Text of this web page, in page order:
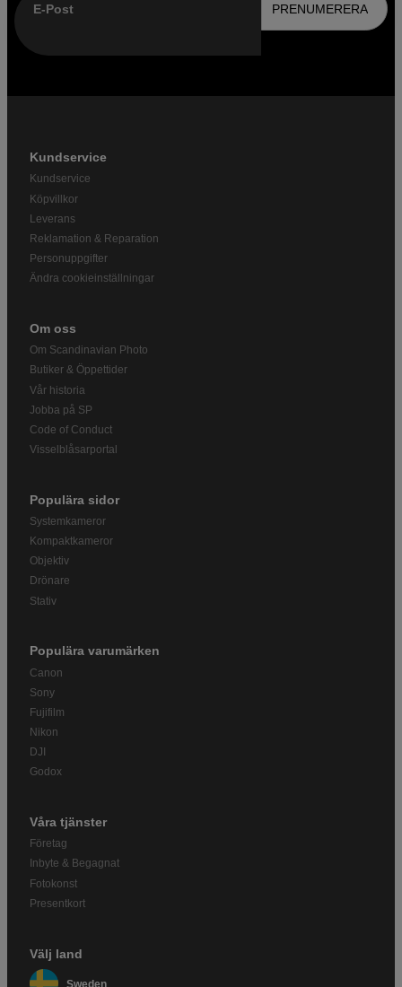
E-Post PRENUMERERA
Kundservice
Kundservice
Köpvillkor
Leverans
Reklamation & Reparation
Personuppgifter
Ändra cookieinställningar
Om oss
Om Scandinavian Photo
Butiker & Öppettider
Vår historia
Jobba på SP
Code of Conduct
Visselblåsarportal
Populära sidor
Systemkameror
Kompaktkameror
Objektiv
Drönare
Stativ
Populära varumärken
Canon
Sony
Fujifilm
Nikon
DJI
Godox
Våra tjänster
Företag
Inbyte & Begagnat
Fotokonst
Presentkort
Välj land
Sweden